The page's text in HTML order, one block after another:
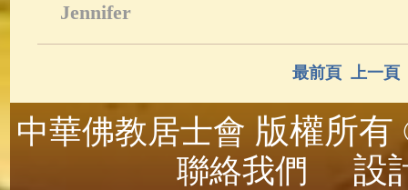
Jennifer
最前頁 上一頁
中華佛教居士會 版權所
聯絡我們
設